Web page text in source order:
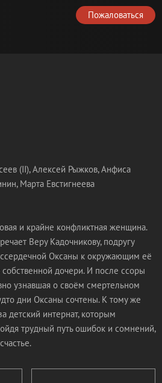
Пожаловаться
(II), Алексей Рыжков, Анфиса
Марта Евстигнеева
и крайне конфликтная женщина.
Веру Кадочникову, подругу
Оксаны к окружающим её
дочери. И после ссоры
узнавшая о своём смертельном
дни Оксаны сочтены. К тому же
детский интернат, которым
трудный путь ошибок и сомнений,